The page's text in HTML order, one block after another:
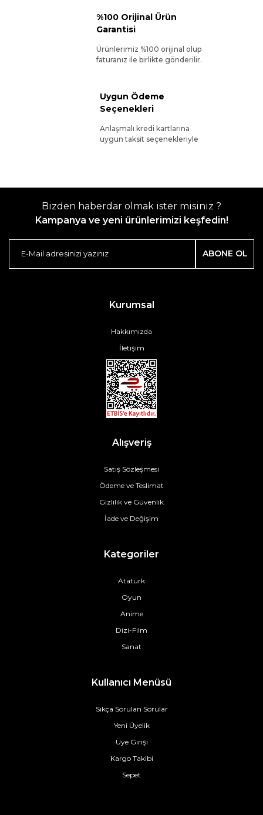
%100 Orijinal Ürün
Garantisi
Ürünlerimiz %100 orijinal olup
faturanız ile birlikte gönderilir.
Uygun Ödeme
Seçenekleri
Anlaşmalı kredi kartlarına
uygun taksit seçenekleriyle
Bizden haberdar olmak ister misiniz ?
Kampanya ve yeni ürünlerimizi keşfedin!
ABONE OL
Kurumsal
Hakkımızda
İletişim
Alışveriş
Satış Sözleşmesi
Ödeme ve Teslimat
Gizlilik ve Güvenlik
İade ve Değişim
Kategoriler
Atatürk
Oyun
Anime
Dizi-Film
Sanat
Kullanıcı Menüsü
Sıkça Sorulan Sorular
Yeni Üyelik
Üye Girişi
Kargo Takibi
Sepet